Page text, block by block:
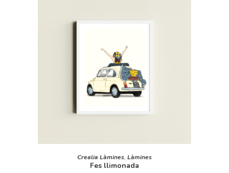
AFEGEIX A LA CISTELLA
Crealia Làmines, Làmines
Fes llimonada